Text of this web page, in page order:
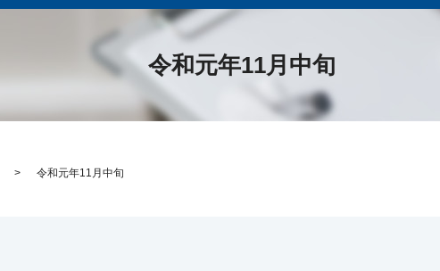
令和元年11月中旬
令和元年11月中旬